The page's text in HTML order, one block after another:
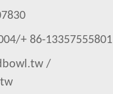
+ 86-13357555801
/